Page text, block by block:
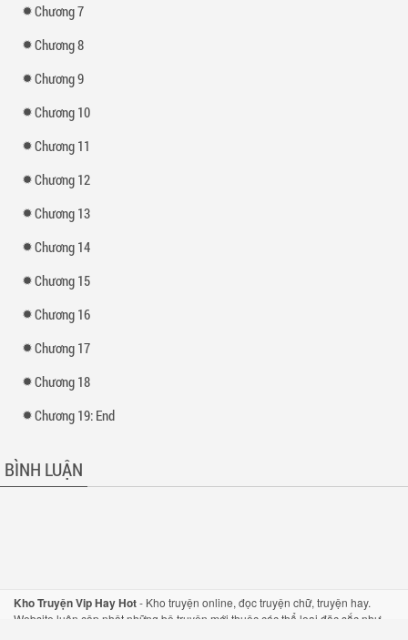
Chương 7
Chương 8
Chương 9
Chương 10
Chương 11
Chương 12
Chương 13
Chương 14
Chương 15
Chương 16
Chương 17
Chương 18
Chương 19: End
BÌNH LUẬN
Kho Truyện Vip Hay Hot- Kho truyện online, đọc truyện chữ, truyện hay.
Website luôn cập nhật những bộ truyện mới thuộc các thể loại đặc sắc như